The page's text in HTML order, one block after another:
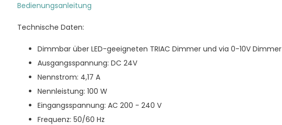
Bedienungsanleitung
Technische Daten:
Dimmbar über LED-geeigneten TRIAC Dimmer und via 0-10V Dimmer
Ausgangsspannung: DC 24V
Nennstrom: 4,17 A
Nennleistung: 100 W
Eingangsspannung: AC 200 - 240 V
Frequenz: 50/60 Hz